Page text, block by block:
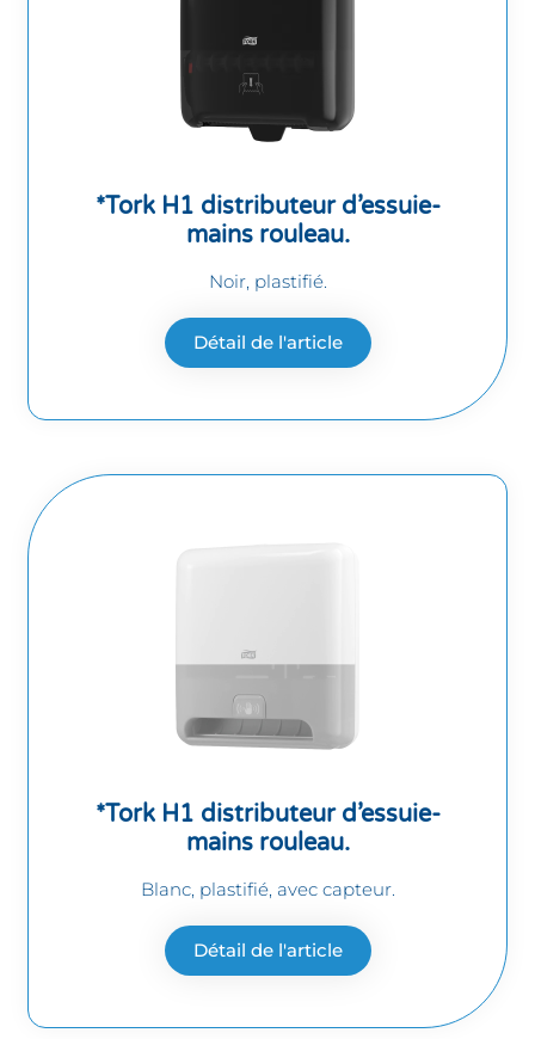
*Tork H1 distributeur d’essuie-
mains rouleau.
Noir, plastifié.
Détail de l'article
*Tork H1 distributeur d’essuie-
mains rouleau.
Blanc, plastifié, avec capteur.
Détail de l'article